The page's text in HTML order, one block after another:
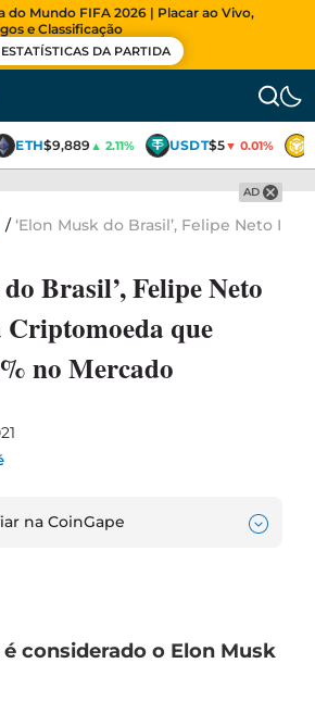
do Mundo FIFA 2026 | Placar ao Vivo,
e Classificação
DA PARTIDA
ETH$9,889▲ 2.11% USDT$5▼ 0.01%
AD
/‘Elon Musk do Brasil’, Felipe Neto
Brasil’, Felipe Neto
que
no Mercado
na CoinGape
considerado o Elon Musk